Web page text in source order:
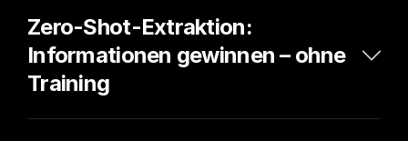
Zero-Shot-Extraktion:
Informationen gewinnen – ohne
Training